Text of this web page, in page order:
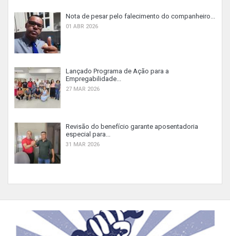
Nota de pesar pelo falecimento do companheiro...
01 ABR 2026
Lançado Programa de Ação para a
Empregabilidade...
27 MAR 2026
Revisão do benefício garante aposentadoria
especial para...
31 MAR 2026